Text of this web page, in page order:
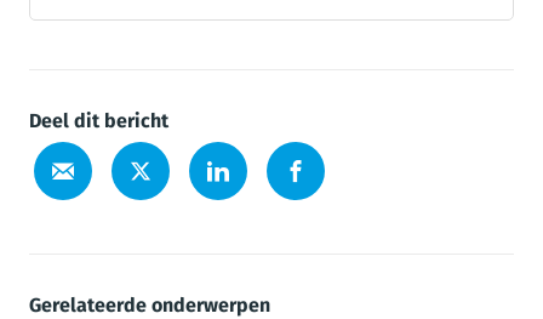
Deel dit bericht
Gerelateerde onderwerpen